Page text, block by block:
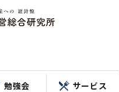
勉強会 サービス